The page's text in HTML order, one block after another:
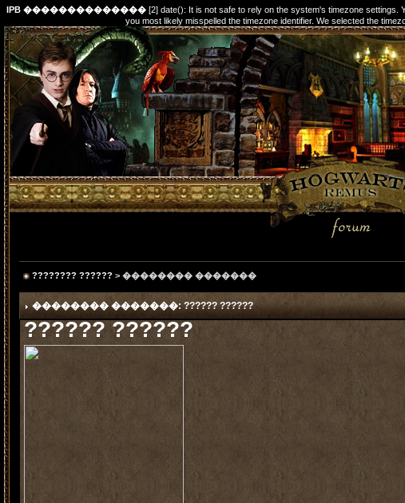
IPB �������������� [2] date(): It is not safe to rely on the system's timezone settings.
you most likely misspelled the timezone identifier. We selected the
???????? ?????? > �������� �������
�������� �������: ?????? ??????
?????? ??????